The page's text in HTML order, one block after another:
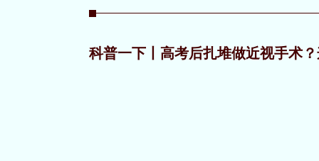
科普一下丨高考后扎堆做近视手术